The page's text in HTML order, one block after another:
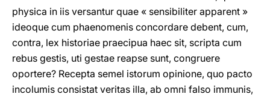
physica in iis versantur quae « sensibiliter apparent »
ideoque cum phaenomenis concordare debent, cum,
contra, lex historiae praecipua haec sit, scripta cum
rebus gestis, uti gestae reapse sunt, congruere
oportere? Recepta semel istorum opinione, quo pacto
incolumis consistat veritas illa, ab omni falso immunis,